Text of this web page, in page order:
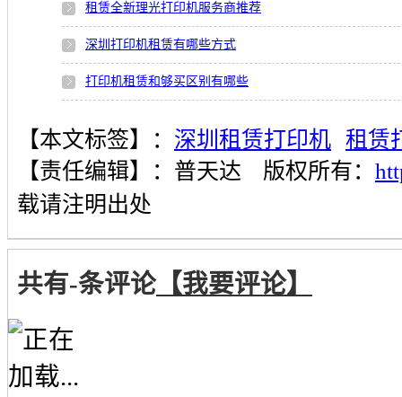
租赁全新理光打印机服务商推荐
深圳打印机租赁有哪些方式
打印机租赁和够买区别有哪些
【本文标签】： 深圳租赁打印机
租赁
【责任编辑】： 普天达 版权所有：
载请注明出处
共有-条评论【我要评论】